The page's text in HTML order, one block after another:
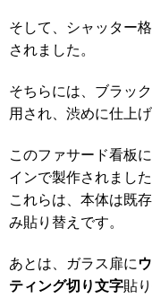
そして、シャッター
されました。
そちらには、ブラッ
用され、渋めに仕上げ
このファサード看板
インで製作されました
これらは、本体は既
み貼り替えです。
あとは、ガラス扉に
ティング切り文字貼